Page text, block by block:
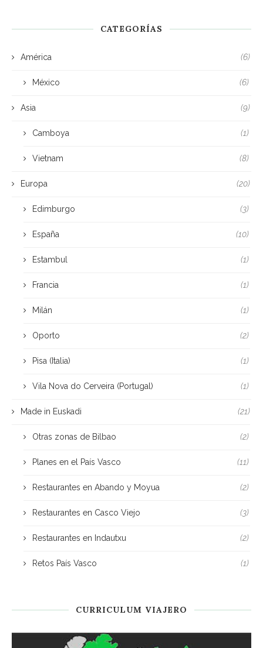
CATEGORÍAS
América (6)
México (6)
Asia (9)
Camboya (1)
Vietnam (8)
Europa (20)
Edimburgo (3)
España (10)
Estambul (1)
Francia (1)
Milán (1)
Oporto (2)
Pisa (Italia) (1)
Vila Nova do Cerveira (Portugal) (1)
Made in Euskadi (21)
Otras zonas de Bilbao (2)
Planes en el País Vasco (11)
Restaurantes en Abando y Moyua (2)
Restaurantes en Casco Viejo (3)
Restaurantes en Indautxu (2)
Retos País Vasco (1)
CURRICULUM VIAJERO